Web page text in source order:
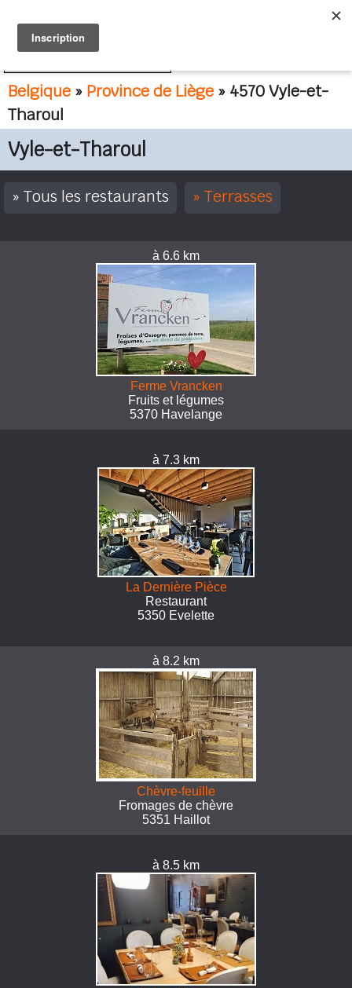
Belgique » Province de Liège » 4570 Vyle-et-
Tharoul
Vyle-et-Tharoul
Tous les restaurants Terrasses
à 6.6 km
Ferme Vrancken
Fruits et légumes
5370 Havelange
à 7.3 km
La Dernière Pièce
Restaurant
5350 Evelette
à 8.2 km
Chèvre-feuille
Fromages de chèvre
5351 Haillot
à 8.5 km